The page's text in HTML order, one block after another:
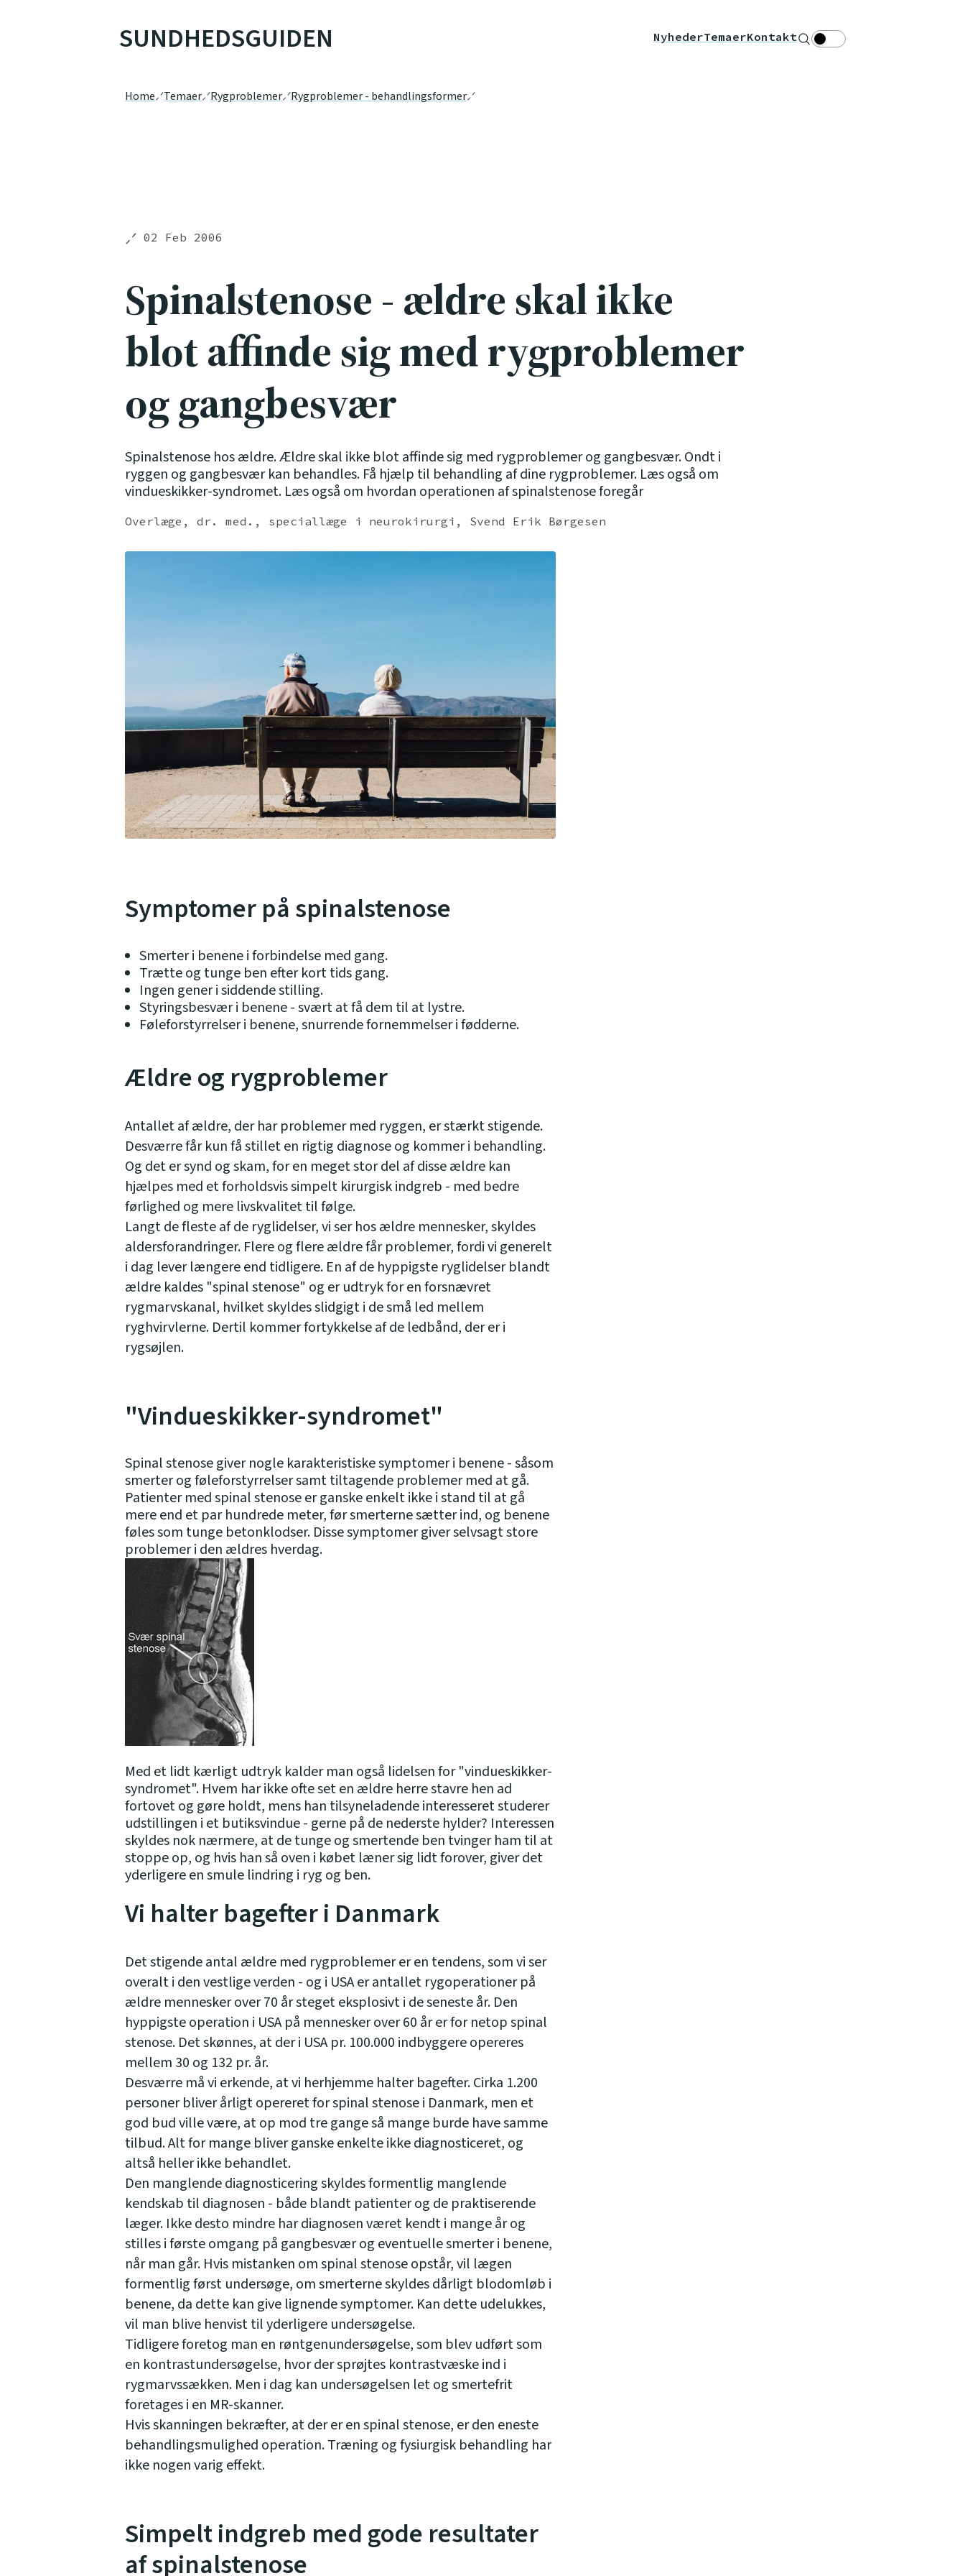
SUNDHEDSGUIDEN NyhederTemaerKontakt Søg Theme toggle
Home Temaer Rygproblemer Rygproblemer - behandlingsformer
02 Feb 2006
Spinalstenose - ældre skal ikke
blot affinde sig med rygproblemer
og gangbesvær
Spinalstenose hos ældre. Ældre skal ikke blot affinde sig med rygproblemer og gangbesvær. Ondt i
ryggen og gangbesvær kan behandles. Få hjælp til behandling af dine rygproblemer. Læs også om
vindueskikker-syndromet. Læs også om hvordan operationen af spinalstenose foregår
Overlæge, dr. med., speciallæge i neurokirurgi, Svend Erik Børgesen
Symptomer på spinalstenose
Smerter i benene i forbindelse med gang.
Trætte og tunge ben efter kort tids gang.
Ingen gener i siddende stilling.
Styringsbesvær i benene - svært at få dem til at lystre.
Føleforstyrrelser i benene, snurrende fornemmelser i fødderne.
Ældre og rygproblemer
Antallet af ældre, der har problemer med ryggen, er stærkt stigende.
Desværre får kun få stillet en rigtig diagnose og kommer i behandling.
Og det er synd og skam, for en meget stor del af disse ældre kan
hjælpes med et forholdsvis simpelt kirurgisk indgreb - med bedre
førlighed og mere livskvalitet til følge.
Langt de fleste af de ryglidelser, vi ser hos ældre mennesker, skyldes
aldersforandringer. Flere og flere ældre får problemer, fordi vi generelt
i dag lever længere end tidligere. En af de hyppigste ryglidelser blandt
ældre kaldes "spinal stenose" og er udtryk for en forsnævret
rygmarvskanal, hvilket skyldes slidgigt i de små led mellem
ryghvirvlerne. Dertil kommer fortykkelse af de ledbånd, der er i
rygsøjlen.
"Vindueskikker-syndromet"
Spinal stenose giver nogle karakteristiske symptomer i benene - såsom
smerter og føleforstyrrelser samt tiltagende problemer med at gå.
Patienter med spinal stenose er ganske enkelt ikke i stand til at gå
mere end et par hundrede meter, før smerterne sætter ind, og benene
føles som tunge betonklodser. Disse symptomer giver selvsagt store
problemer i den ældres hverdag.
Med et lidt kærligt udtryk kalder man også lidelsen for "vindueskikker-
syndromet". Hvem har ikke ofte set en ældre herre stavre hen ad
fortovet og gøre holdt, mens han tilsyneladende interesseret studerer
udstillingen i et butiksvindue - gerne på de nederste hylder? Interessen
skyldes nok nærmere, at de tunge og smertende ben tvinger ham til at
stoppe op, og hvis han så oven i købet læner sig lidt forover, giver det
yderligere en smule lindring i ryg og ben.
Vi halter bagefter i Danmark
Det stigende antal ældre med rygproblemer er en tendens, som vi ser
overalt i den vestlige verden - og i USA er antallet rygoperationer på
ældre mennesker over 70 år steget eksplosivt i de seneste år. Den
hyppigste operation i USA på mennesker over 60 år er for netop spinal
stenose. Det skønnes, at der i USA pr. 100.000 indbyggere opereres
mellem 30 og 132 pr. år.
Desværre må vi erkende, at vi herhjemme halter bagefter. Cirka 1.200
personer bliver årligt opereret for spinal stenose i Danmark, men et
god bud ville være, at op mod tre gange så mange burde have samme
tilbud. Alt for mange bliver ganske enkelte ikke diagnosticeret, og
altså heller ikke behandlet.
Den manglende diagnosticering skyldes formentlig manglende
kendskab til diagnosen - både blandt patienter og de praktiserende
læger. Ikke desto mindre har diagnosen været kendt i mange år og
stilles i første omgang på gangbesvær og eventuelle smerter i benene,
når man går. Hvis mistanken om spinal stenose opstår, vil lægen
formentlig først undersøge, om smerterne skyldes dårligt blodomløb i
benene, da dette kan give lignende symptomer. Kan dette udelukkes,
vil man blive henvist til yderligere undersøgelse.
Tidligere foretog man en røntgenundersøgelse, som blev udført som
en kontrastundersøgelse, hvor der sprøjtes kontrastvæske ind i
rygmarvssækken. Men i dag kan undersøgelsen let og smertefrit
foretages i en MR-skanner.
Hvis skanningen bekræfter, at der er en spinal stenose, er den eneste
behandlingsmulighed operation. Træning og fysiurgisk behandling har
ikke nogen varig effekt.
Simpelt indgreb med gode resultater
af spinalstenose